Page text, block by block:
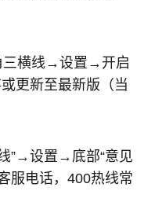
三横线→设置→开启
更新至最新版（当
”→设置→底部“意见
服电话，400热线常